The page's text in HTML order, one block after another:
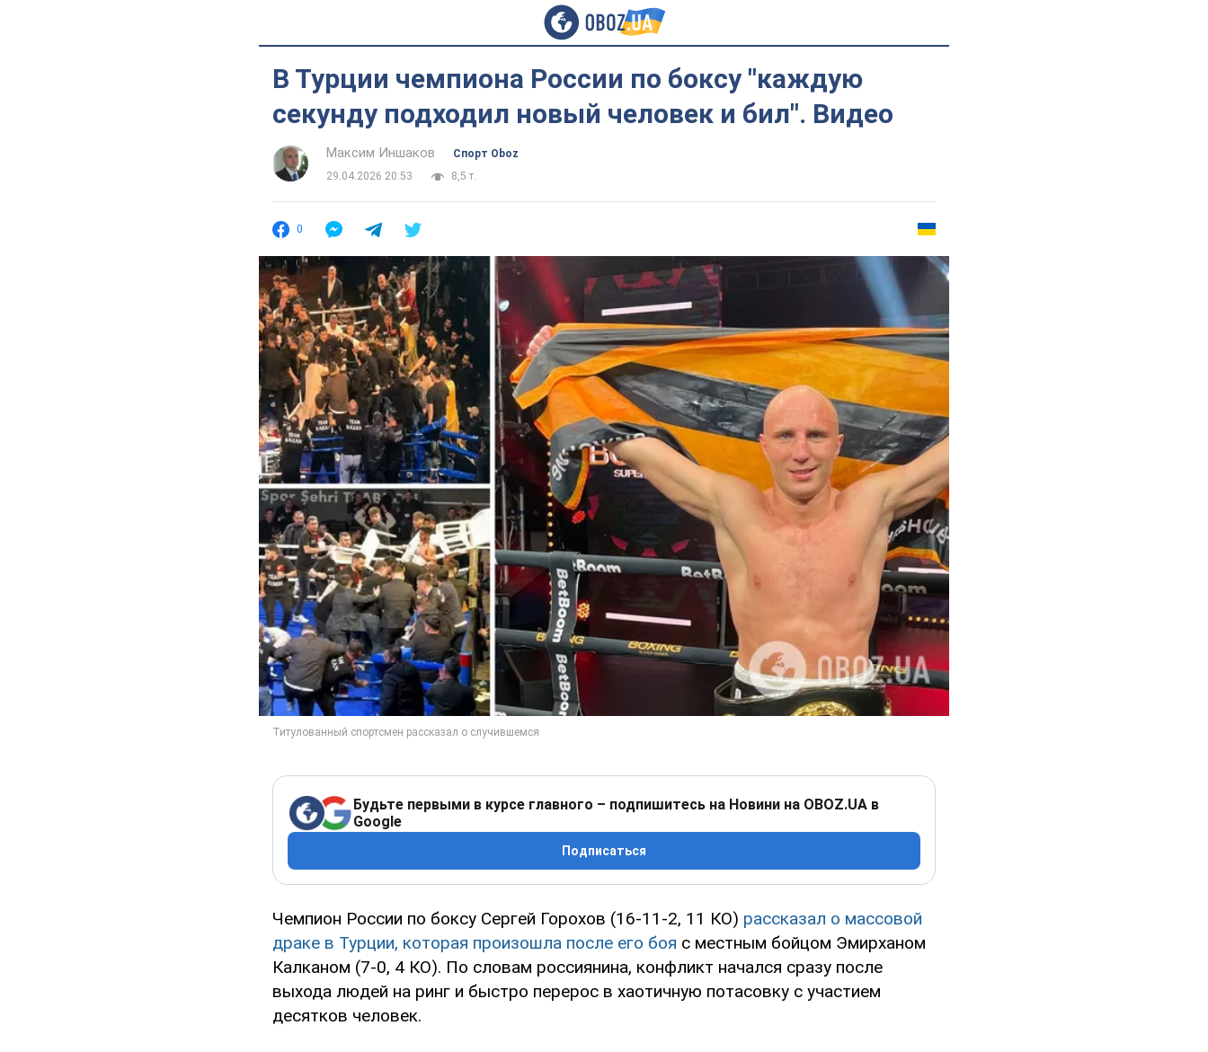
В Турции чемпиона России по боксу "каждую
секунду подходил новый человек и бил". Видео
Максим Иншаков
Спорт Oboz
29.04.2026 20:53
8,5 т.
0
Будьте первыми в курсе главного – подпишитесь на Новини на OBOZ.UA в
Google
Подписаться
Чемпион России по боксу Сергей Горохов (16-11-2, 11 КО) рассказал о массовой
драке в Турции, которая произошла после его боя с местным бойцом Эмирханом
Калканом (7-0, 4 КО). По словам россиянина, конфликт начался сразу после
выхода людей на ринг и быстро перерос в хаотичную потасовку с участием
десятков человек.